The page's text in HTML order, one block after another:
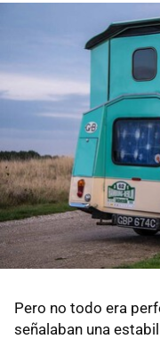
Pero no todo era
señalaban una